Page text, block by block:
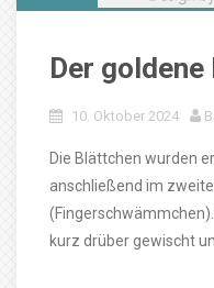
Der
10. Oktober 2024
Die Blättchen wurden
anschließend im
kurz drüber gewischt